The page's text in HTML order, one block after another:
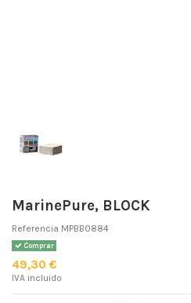
MarinePure, BLOCK
Referencia MPBB0884
Comprar
49,30 €
IVA incluido